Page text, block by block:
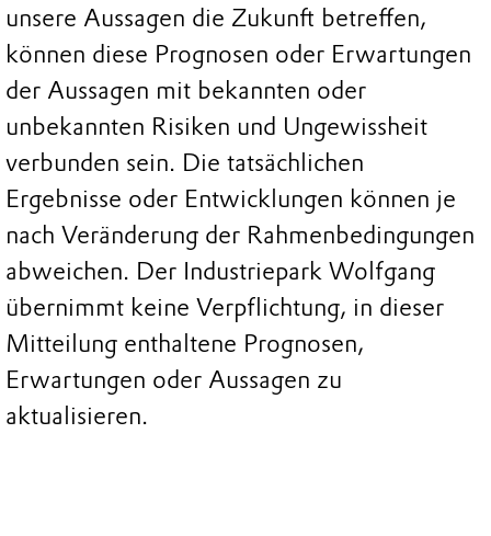
unsere Aussagen die Zukunft betreffen,
können diese Prognosen oder Erwartungen
der Aussagen mit bekannten oder
unbekannten Risiken und Ungewissheit
verbunden sein. Die tatsächlichen
Ergebnisse oder Entwicklungen können je
nach Veränderung der Rahmenbedingungen
abweichen. Der Industriepark Wolfgang
übernimmt keine Verpflichtung, in dieser
Mitteilung enthaltene Prognosen,
Erwartungen oder Aussagen zu
aktualisieren.